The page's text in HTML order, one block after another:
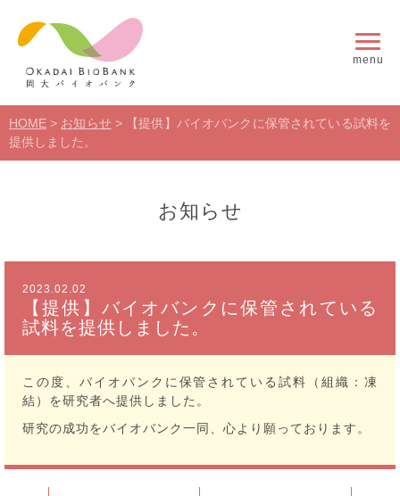
menu
HOME > お知らせ >
【提供】バイオバンクに保管されている試料を
提供しました。
お知らせ
2023.02.02
【提供】バイオバンクに保管されている
試料を提供しました。
この度、バイオバンクに保管されている試料（組織：凍
結）を研究者へ提供しました。
研究の成功をバイオバンク一同、心より願っております。